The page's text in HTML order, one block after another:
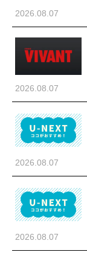
2026.08.07
2026.08.07
2026.08.07
2026.08.07